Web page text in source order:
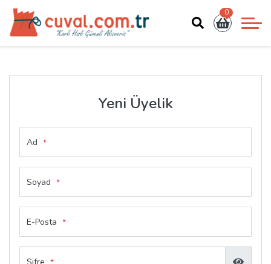
0
Yeni Üyelik
Ad *
Soyad *
E-Posta *